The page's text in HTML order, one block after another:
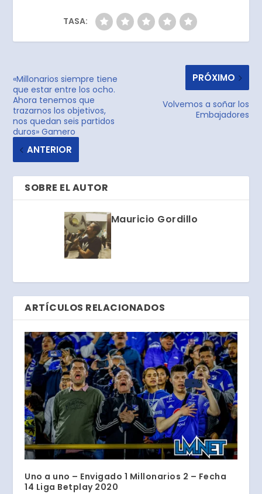
TASA:
«Millonarios siempre tiene
que estar entre los ocho.
Ahora tenemos que
trazarnos los objetivos,
nos quedan seis partidos
duros» Gamero
ANTERIOR
PRÓXIMO
Volvemos a soñar los
Embajadores
SOBRE EL AUTOR
Mauricio Gordillo
ARTÍCULOS RELACIONADOS
Uno a uno – Envigado 1 Millonarios 2 – Fecha
14 Liga Betplay 2020